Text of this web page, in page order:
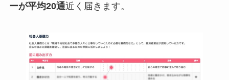
ーが平均20通近く届きます。